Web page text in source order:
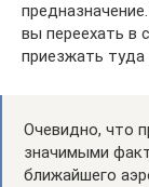
вы переехать в
приезжать туда
Очевидно, что
значимыми
ближайшего